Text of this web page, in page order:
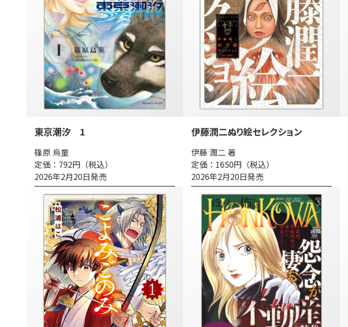
東京潮汐 1
篠原 烏童
定価：792円（税込）
2026年2月20日発売
伊藤潤二ぬり絵セレクション
伊藤 潤二 著
定価：1650円（税込）
2026年2月20日発売